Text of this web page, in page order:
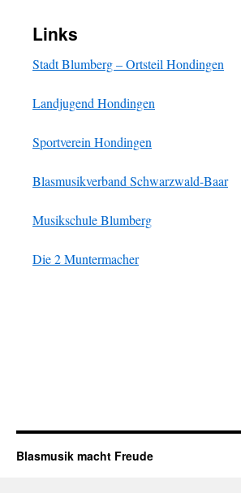
Links
Stadt Blumberg – Ortsteil Hondingen
Landjugend Hondingen
Sportverein Hondingen
Blasmusikverband Schwarzwald-Baar
Musikschule Blumberg
Die 2 Muntermacher
Blasmusik macht Freude